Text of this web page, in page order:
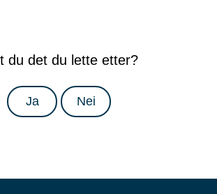
du det du lette etter?
Ja Nei